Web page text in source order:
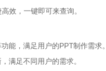
效，一键即可来查询。
能，满足用户的PPT制作需求。
满足不同用户的需求。